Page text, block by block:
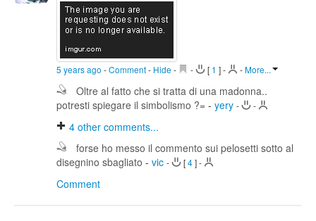
5 years ago -Comment- Hide - - [ 1 ]- -More...
Oltre al fatto che si tratta di una madonna..
potresti spiegare il simbolismo ?= - yery - -
4 other comments...
forse ho messo il commento sui pelosetti sotto al
disegnino sbagliato - vic - [4]-
Comment